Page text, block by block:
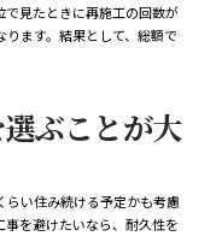
で見たときに再施工の回数が
ます。結果として、総額で
ぶことが大
らい住み続ける予定かも考慮
事を避けたいなら、耐久性を